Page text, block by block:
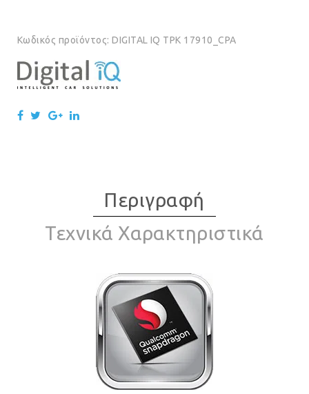
Κωδικός προϊόντος:DIGITAL IQ TPK 17910_CPA
Περιγραφή
Τεχνικά Χαρακτηριστικά